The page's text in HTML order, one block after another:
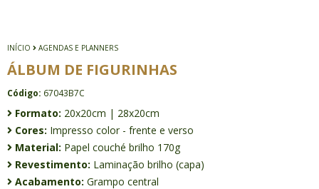
INÍCIO AGENDAS E PLANNERS
ÁLBUM DE FIGURINHAS
Código: 67043B7C
Formato: 20x20cm | 28x20cm
Cores: Impresso color - frente e verso
Material: Papel couché brilho 170g
Revestimento: Laminação brilho (capa)
Acabamento: Grampo central